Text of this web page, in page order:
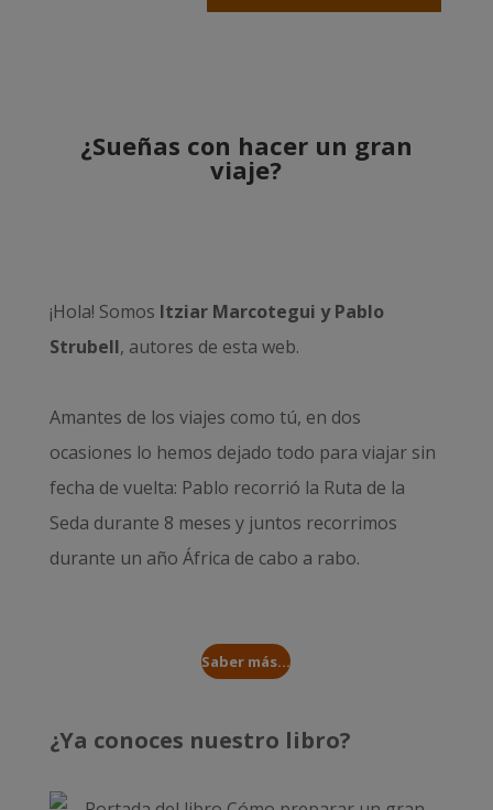
¿Sueñas con hacer un gran
viaje?
¡Hola! Somos Itziar Marcotegui y Pablo
Strubell, autores de esta web.
Amantes de los viajes como tú, en dos
ocasiones lo hemos dejado todo para viajar sin
fecha de vuelta: Pablo recorrió la Ruta de la
Seda durante 8 meses y juntos recorrimos
durante un año África de cabo a rabo.
Saber más...
¿Ya conoces nuestro libro?